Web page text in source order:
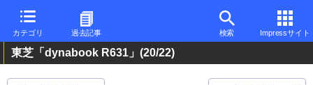
カテゴリ 過去記事 検索 Impressサイト
東芝「dynabook R631」 (20/22)